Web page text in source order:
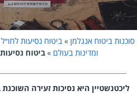
סוכנות ביטוח אנגלמן »ביטוח נסיעות לחו״ל
ומדינות בעולם »ביטוח
ליכטנשטיין היא נסיכות זעירה